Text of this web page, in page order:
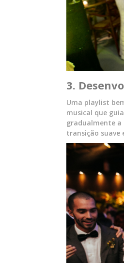
3.
Uma playlist
musical que
gradualmente a
transição suave